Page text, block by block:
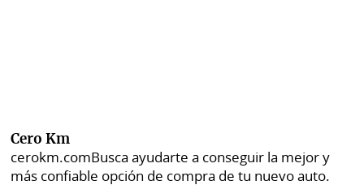
Cero Km
cerokm.comBusca ayudarte a conseguir la mejor y
más confiable opción de compra de tu nuevo auto.